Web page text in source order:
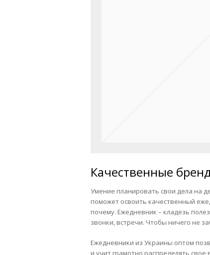
Качественные
Умение планировать свои дела на
поможет освоить качественный
почему. Ежедневник – кладезь
звонки, встречи. Чтобы ничего не
Ежедневники из Украины оптом
и учит грамотно распределять